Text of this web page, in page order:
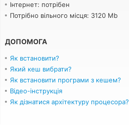
Інтернет: потрібен
Потрібно вільного місця: 3120 Mb
ДОПОМОГА
Як встановити?
Який кеш вибрати?
Як встановити програми з кешем?
Відео-інструкція
Як дізнатися архітектуру процесора?